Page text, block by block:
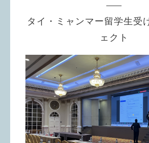
タイ・ミャンマー留学生受
ェクト